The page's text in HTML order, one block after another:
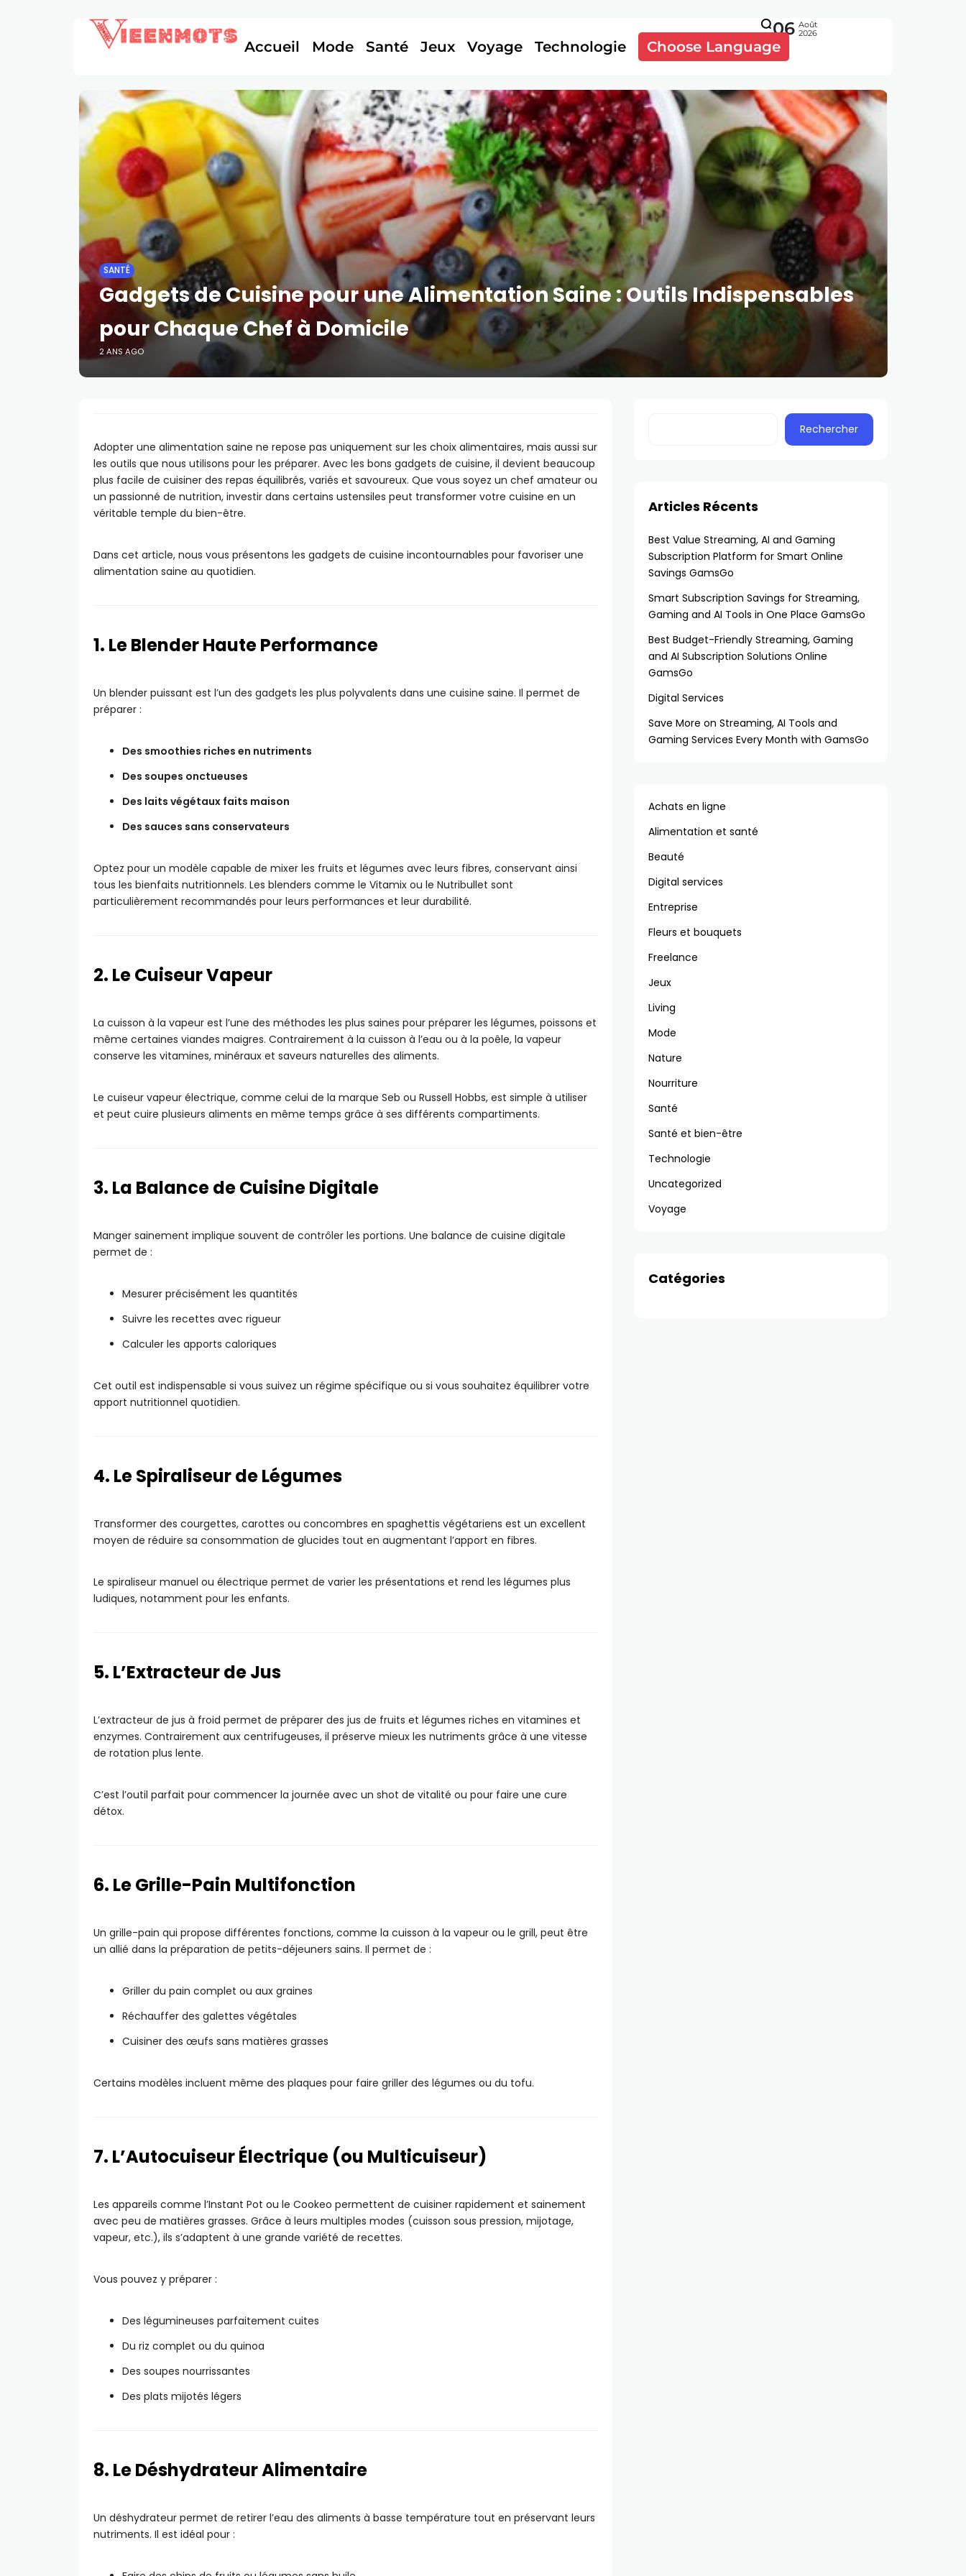
Accueil Mode Santé Jeux Voyage Technologie Choose Language
06 Août
2026
SANTÉ
Gadgets de Cuisine pour une Alimentation Saine : Outils Indispensables
pour Chaque Chef à Domicile
2 ANS AGO
Adopter une alimentation saine ne repose pas uniquement sur les choix alimentaires, mais aussi sur
les outils que nous utilisons pour les préparer. Avec les bons gadgets de cuisine, il devient beaucoup
plus facile de cuisiner des repas équilibrés, variés et savoureux. Que vous soyez un chef amateur ou
un passionné de nutrition, investir dans certains ustensiles peut transformer votre cuisine en un
véritable temple du bien-être.
Dans cet article, nous vous présentons les gadgets de cuisine incontournables pour favoriser une
alimentation saine au quotidien.
1. Le Blender Haute Performance
Un blender puissant est l’un des gadgets les plus polyvalents dans une cuisine saine. Il permet de
préparer :
Des smoothies riches en nutriments
Des soupes onctueuses
Des laits végétaux faits maison
Des sauces sans conservateurs
Optez pour un modèle capable de mixer les fruits et légumes avec leurs fibres, conservant ainsi
tous les bienfaits nutritionnels. Les blenders comme le Vitamix ou le Nutribullet sont
particulièrement recommandés pour leurs performances et leur durabilité.
2. Le Cuiseur Vapeur
La cuisson à la vapeur est l’une des méthodes les plus saines pour préparer les légumes, poissons et
même certaines viandes maigres. Contrairement à la cuisson à l’eau ou à la poêle, la vapeur
conserve les vitamines, minéraux et saveurs naturelles des aliments.
Le cuiseur vapeur électrique, comme celui de la marque Seb ou Russell Hobbs, est simple à utiliser
et peut cuire plusieurs aliments en même temps grâce à ses différents compartiments.
3. La Balance de Cuisine Digitale
Manger sainement implique souvent de contrôler les portions. Une balance de cuisine digitale
permet de :
Mesurer précisément les quantités
Suivre les recettes avec rigueur
Calculer les apports caloriques
Cet outil est indispensable si vous suivez un régime spécifique ou si vous souhaitez équilibrer votre
apport nutritionnel quotidien.
4. Le Spiraliseur de Légumes
Transformer des courgettes, carottes ou concombres en spaghettis végétariens est un excellent
moyen de réduire sa consommation de glucides tout en augmentant l’apport en fibres.
Le spiraliseur manuel ou électrique permet de varier les présentations et rend les légumes plus
ludiques, notamment pour les enfants.
5. L’Extracteur de Jus
L’extracteur de jus à froid permet de préparer des jus de fruits et légumes riches en vitamines et
enzymes. Contrairement aux centrifugeuses, il préserve mieux les nutriments grâce à une vitesse
de rotation plus lente.
C’est l’outil parfait pour commencer la journée avec un shot de vitalité ou pour faire une cure
détox.
6. Le Grille-Pain Multifonction
Un grille-pain qui propose différentes fonctions, comme la cuisson à la vapeur ou le grill, peut être
un allié dans la préparation de petits-déjeuners sains. Il permet de :
Griller du pain complet ou aux graines
Réchauffer des galettes végétales
Cuisiner des œufs sans matières grasses
Certains modèles incluent même des plaques pour faire griller des légumes ou du tofu.
7. L’Autocuiseur Électrique (ou Multicuiseur)
Les appareils comme l’Instant Pot ou le Cookeo permettent de cuisiner rapidement et sainement
avec peu de matières grasses. Grâce à leurs multiples modes (cuisson sous pression, mijotage,
vapeur, etc.), ils s’adaptent à une grande variété de recettes.
Vous pouvez y préparer :
Des légumineuses parfaitement cuites
Du riz complet ou du quinoa
Des soupes nourrissantes
Des plats mijotés légers
8. Le Déshydrateur Alimentaire
Un déshydrateur permet de retirer l’eau des aliments à basse température tout en préservant leurs
nutriments. Il est idéal pour :
Rechercher
Articles Récents
Best Value Streaming, AI and Gaming
Subscription Platform for Smart Online
Savings GamsGo
Smart Subscription Savings for Streaming,
Gaming and AI Tools in One Place GamsGo
Best Budget-Friendly Streaming, Gaming
and AI Subscription Solutions Online
GamsGo
Digital Services
Save More on Streaming, AI Tools and
Gaming Services Every Month with GamsGo
Achats en ligne
Alimentation et santé
Beauté
Digital services
Entreprise
Fleurs et bouquets
Freelance
Jeux
Living
Mode
Nature
Nourriture
Santé
Santé et bien-être
Technologie
Uncategorized
Voyage
Catégories